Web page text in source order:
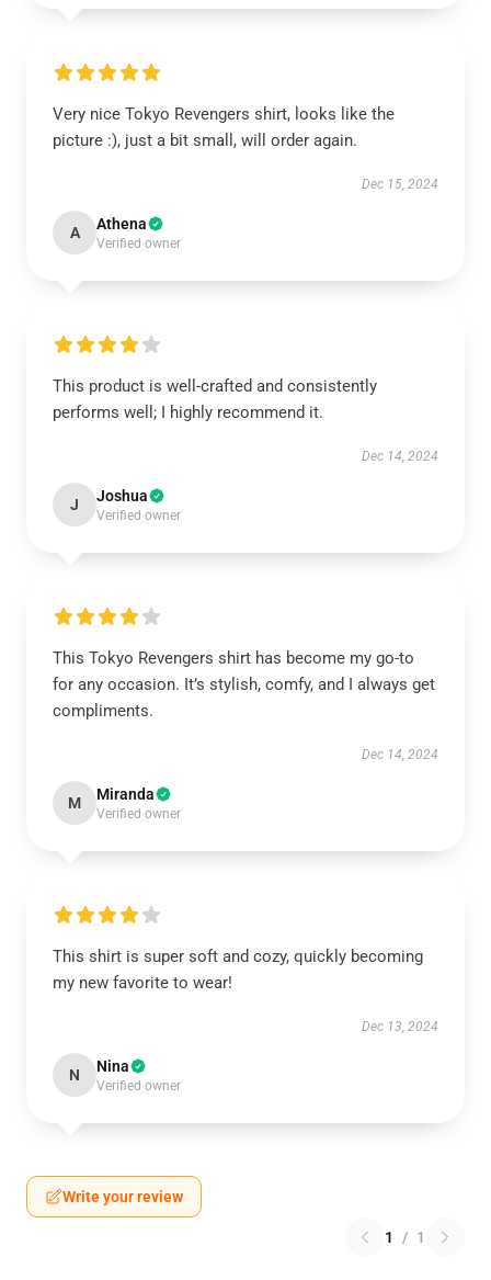
Very nice Tokyo Revengers shirt, looks like the
picture :), just a bit small, will order again.
Dec 15, 2024
A Athena
Verified owner
This product is well-crafted and consistently
performs well; I highly recommend it.
Dec 14, 2024
J Joshua
Verified owner
This Tokyo Revengers shirt has become my go-to
for any occasion. It’s stylish, comfy, and I always get
compliments.
Dec 14, 2024
M Miranda
Verified owner
This shirt is super soft and cozy, quickly becoming
my new favorite to wear!
Dec 13, 2024
N Nina
Verified owner
Write your review
1 / 1